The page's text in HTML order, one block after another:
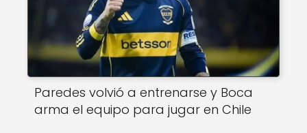
Paredes volvió a entrenarse y Boca
arma el equipo para jugar en Chile